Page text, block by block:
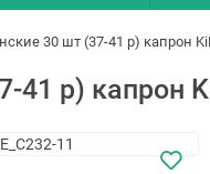
30 шт (37-41 р) капрон
р) капрон